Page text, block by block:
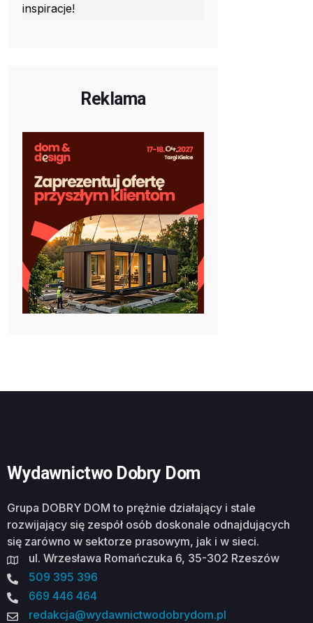
inspiracje!
Reklama
Wydawnictwo Dobry Dom
Grupa DOBRY DOM to prężnie działający i stale
rozwijający się zespół osób doskonale odnajdujących
się zarówno w sektorze prasowym, jak i w sieci.
ul. Wrzesława Romańczuka 6, 35-302 Rzeszów
509 395 396
669 446 464
redakcja@wydawnictwodobrydom.pl